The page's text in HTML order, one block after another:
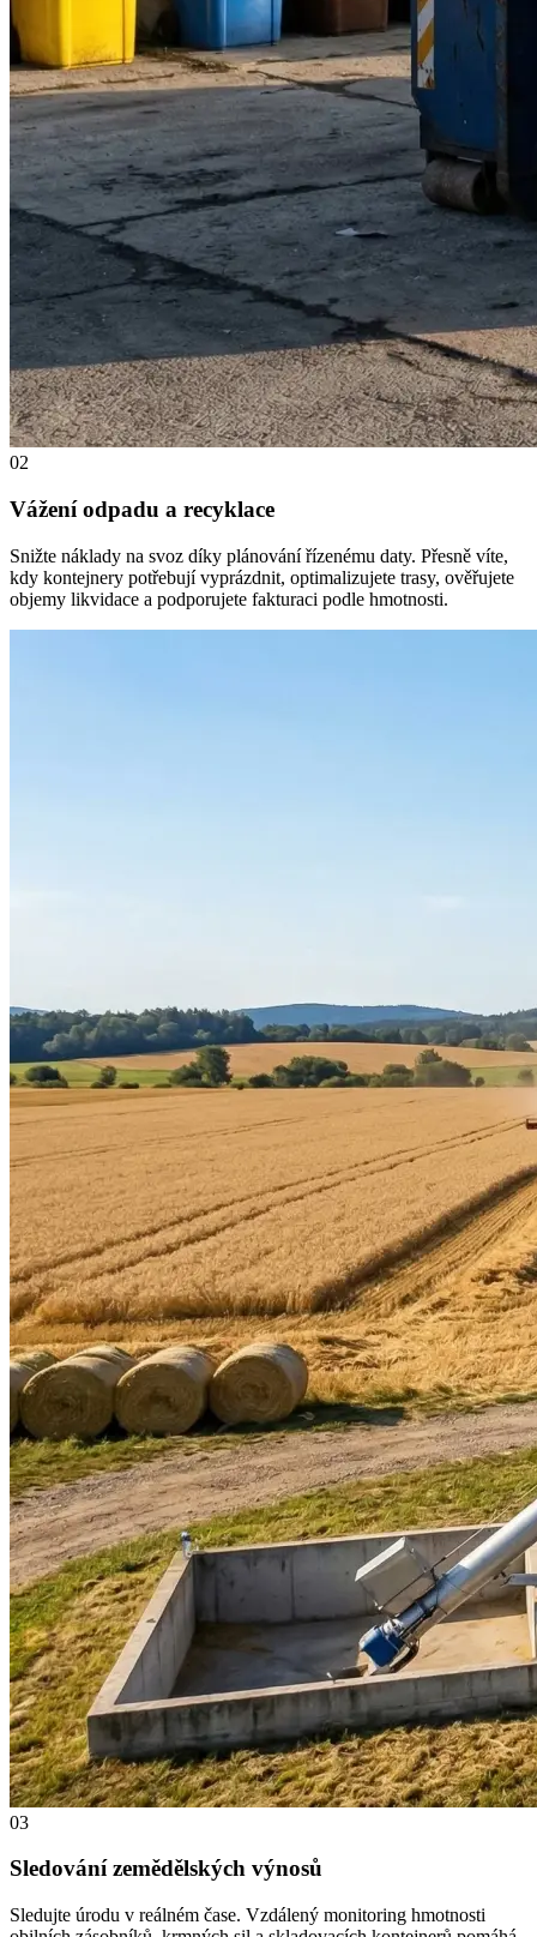
02
Vážení odpadu a recyklace
Snižte náklady na svoz díky plánování řízenému daty. Přesně víte,
kdy kontejnery potřebují vyprázdnit, optimalizujete trasy, ověřujete
objemy likvidace a podporujete fakturaci podle hmotnosti.
03
Sledování zemědělských výnosů
Sledujte úrodu v reálném čase. Vzdálený monitoring hmotnosti